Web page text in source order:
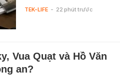
TEK-LIFE - 22 phút trước
Vua Quạt và Hồ Văn
an?